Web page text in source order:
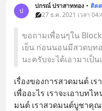
ป
ปกรณ์ ปราสาททอง • ติด
27 ธ.ค. 2021 เวลา
ขอถามเพื่อนๆใน
เย็น ก่อนนอนมีสวดบท
นะครับจะได้เอามาเป็
เรื่องของการสวดมนต์ เร
เพื่ออะไร เราจะเอาบทไ
มนต์ เราสวดมนต์บูชาคุ